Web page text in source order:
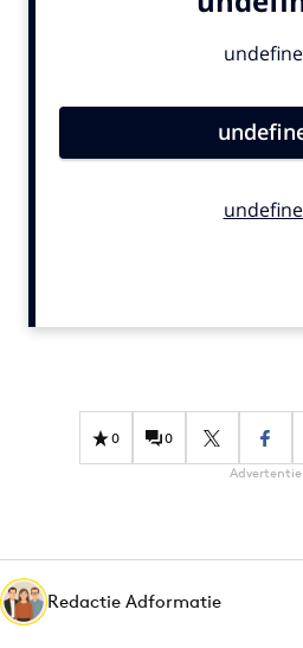
Gedragsverandering
Influencer marketing
Media
Merkstrategie
PR
0 0
Advertentie
Redactie Adformatie